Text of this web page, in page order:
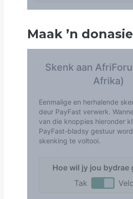
Maak ’n donasie